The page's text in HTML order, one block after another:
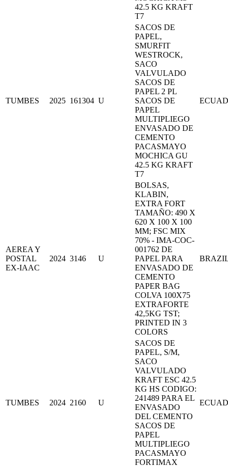
42.5 KG KRAFT
T7
TUMBES 2025 161304 U
SACOS DE
PAPEL,
SMURFIT
WESTROCK,
SACO
VALVULADO
SACOS DE
PAPEL 2 PL
SACOS DE
PAPEL
MULTIPLIEGO
ENVASADO DE
CEMENTO
PACASMAYO
MOCHICA GU
42.5 KG KRAFT
T7
AEREA Y
POSTAL
EX-IAAC
2024 3146 U
BOLSAS,
KLABIN,
EXTRA FORT
TAMAÑO: 490 X
620 X 100 X 100
MM; FSC MIX
70% - IMA-COC-
001762 DE
PAPEL PARA
ENVASADO DE
CEMENTO
PAPER BAG
COLVA 100X75
EXTRAFORTE
42,5KG TST;
PRINTED IN 3
COLORS
TUMBES 2024 2160 U
SACOS DE
PAPEL, S/M,
SACO
VALVULADO
KRAFT ESC 42.5
KG HS CODIGO:
241489 PARA EL
ENVASADO
DEL CEMENTO
SACOS DE
PAPEL
MULTIPLIEGO
PACASMAYO
FORTIMAX